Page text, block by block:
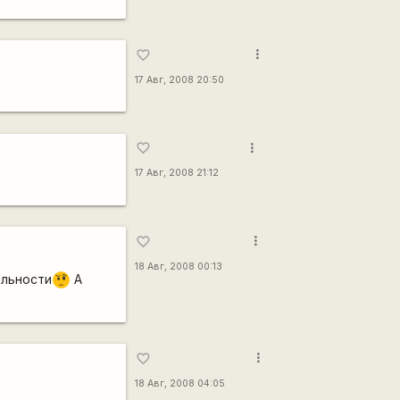
favorite_border
17 Авг, 2008 20:50
more_vert
favorite_border
17 Авг, 2008 21:12
more_vert
??? А
favorite_border
18 Авг, 2008 00:13
more_vert
favorite_border
18 Авг, 2008 04:05
more_vert